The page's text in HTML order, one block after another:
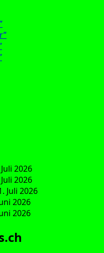
2026
2026
Juli 2026
2026
2026